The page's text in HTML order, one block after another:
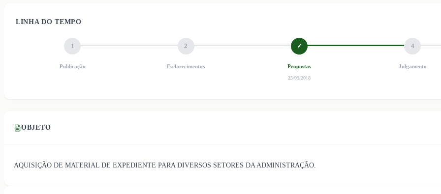
LINHA DO TEMPO
1
Publicação
2
Esclarecimentos
✓
Propostas
25/09/2018
4
Julgamento
OBJETO
AQUISIÇÃO DE MATERIAL DE EXPEDIENTE PARA DIVERSOS SETORES DA ADMINISTRAÇÃO.